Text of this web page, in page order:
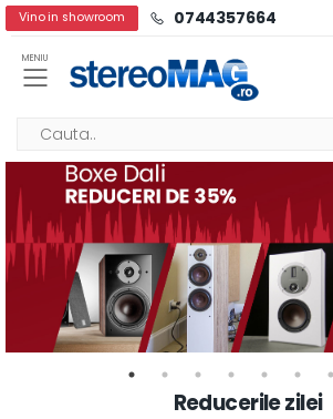
Vino in showroom 0744357664
MENIU
Reducerile zilei